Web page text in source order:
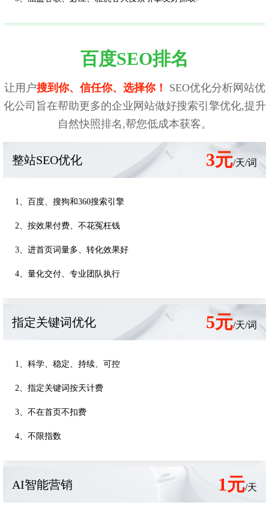
百度SEO排名
让用户搜到你、信任你、选择你！
SEO优化分析网站优
化公司旨在帮助更多的企业网站做好搜索引擎优化,提升
自然快照排名,帮您低成本获客。
整站SEO优化 3元/天/词
1、百度、搜狗和360搜索引擎
2、按效果付费、不花冤枉钱
3、进首页词量多、转化效果好
4、量化交付、专业团队执行
指定关键词优化 5元/天/词
1、科学、稳定、持续、可控
2、指定关键词按天计费
3、不在首页不扣费
4、不限指数
AI智能营销 1元/天